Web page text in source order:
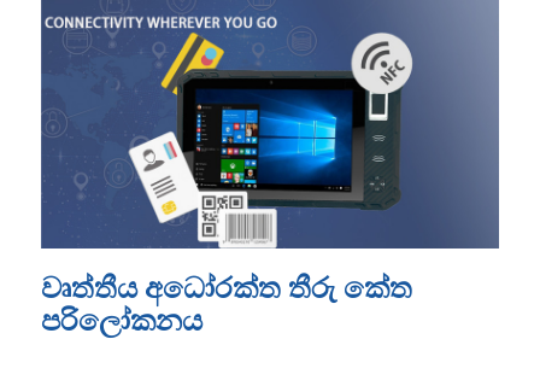
වෘත්තීය අධෝරක්ත තීරු කේත
පරිලෝකනය